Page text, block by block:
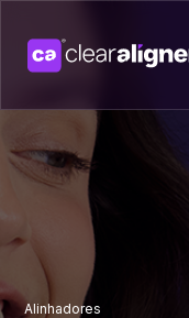
Alinhadores